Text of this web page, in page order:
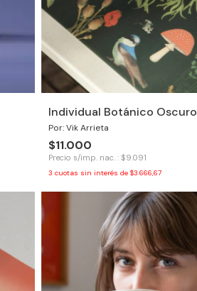
Individual Botánico Oscuro
Por: Vik Arrieta
$11.000
Precio s/imp. nac. : $9.091
3 cuotas sin interés de$3.666,67